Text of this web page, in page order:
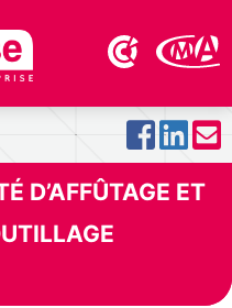
D’AFFÛTAGE ET